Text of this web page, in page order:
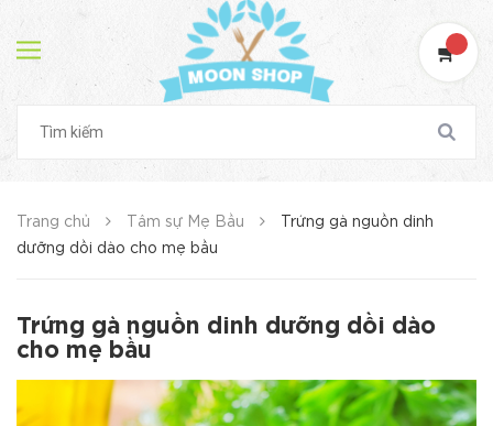
Trang chủ Tâm sự Mẹ Bầu
Trứng gà nguồn dinh
dưỡng dồi dào cho mẹ bầu
Trứng gà nguồn dinh dưỡng dồi dào
cho mẹ bầu